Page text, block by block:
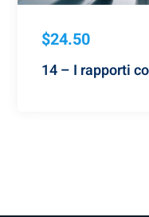
$24.50
14 – I rapporti